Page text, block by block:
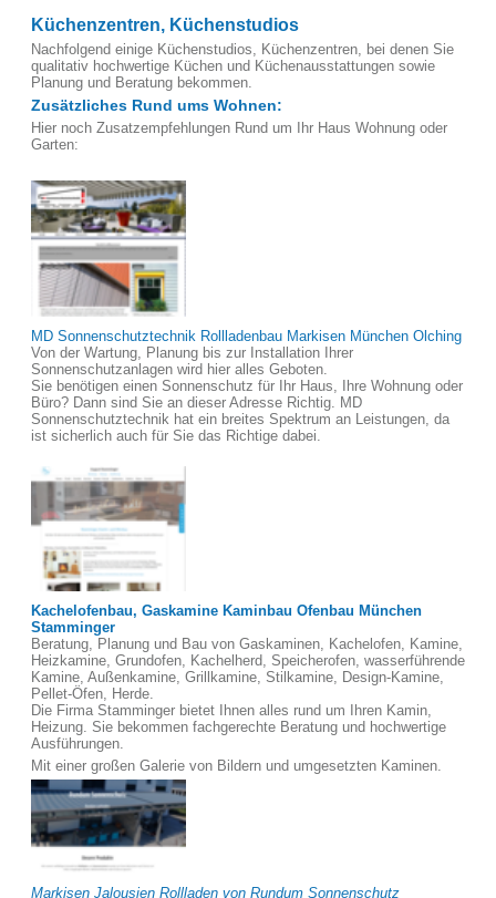
Küchenzentren, Küchenstudios
Nachfolgend einige Küchenstudios, Küchenzentren, bei denen Sie
qualitativ hochwertige Küchen und Küchenausstattungen sowie
Planung und Beratung bekommen.
Zusätzliches Rund ums Wohnen:
Hier noch Zusatzempfehlungen Rund um Ihr Haus Wohnung oder
Garten:
MD Sonnenschutztechnik Rollladenbau Markisen München Olching
Von der Wartung, Planung bis zur Installation Ihrer
Sonnenschutzanlagen wird hier alles Geboten.
Sie benötigen einen Sonnenschutz für Ihr Haus, Ihre Wohnung oder
Büro? Dann sind Sie an dieser Adresse Richtig. MD
Sonnenschutztechnik hat ein breites Spektrum an Leistungen, da
ist sicherlich auch für Sie das Richtige dabei.
Kachelofenbau, Gaskamine Kaminbau Ofenbau München
Stamminger
Beratung, Planung und Bau von Gaskaminen, Kachelofen, Kamine,
Heizkamine, Grundofen, Kachelherd, Speicherofen, wasserführende
Kamine, Außenkamine, Grillkamine, Stilkamine, Design-Kamine,
Pellet-Öfen, Herde.
Die Firma Stamminger bietet Ihnen alles rund um Ihren Kamin,
Heizung. Sie bekommen fachgerechte Beratung und hochwertige
Ausführungen.
Mit einer großen Galerie von Bildern und umgesetzten Kaminen.
Markisen Jalousien Rollladen von Rundum Sonnenschutz